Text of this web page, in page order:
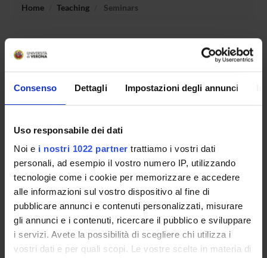
Consenso Dettagli Impostazioni degli annunci
Uso responsabile dei dati
Noi e i nostri 1022 partner trattiamo i vostri dati
personali, ad esempio il vostro numero IP, utilizzando
tecnologie come i cookie per memorizzare e accedere
alle informazioni sul vostro dispositivo al fine di
pubblicare annunci e contenuti personalizzati, misurare
gli annunci e i contenuti, ricercare il pubblico e sviluppare
i servizi. Avete la possibilità di scegliere chi utilizza i
vostri dati e per quali scopi. Le vostre scelte in materia di
Home Teaching Seminars
Learning & Deep Learning.
COURSES
PHD PROGRAMMES AND POSTGRADUATE
TRAINING
Contacts
People
Places